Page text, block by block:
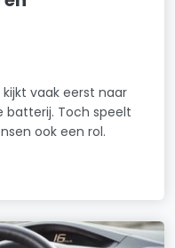
vaak eerst naar
batterij. Toch speelt
ook een rol.